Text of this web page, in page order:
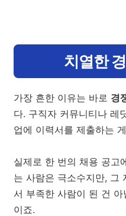
치열한
가장 흔한 이유는 바로 경
다. 구직자 커뮤니티나 레
업에 이력서를 제출하는
실제로 한 번의 채용 공고
는 사람은 극소수지만, 그
서 부족한 사람이 된 건
이죠.